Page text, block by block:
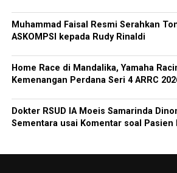
Muhammad Faisal Resmi Serahkan
ASKOMPSI kepada Rudy Rinaldi
Home Race di Mandalika, Yamaha
Kemenangan Perdana Seri 4 ARRC
Dokter RSUD IA Moeis Samarinda
Sementara usai Komentar soal Pasien